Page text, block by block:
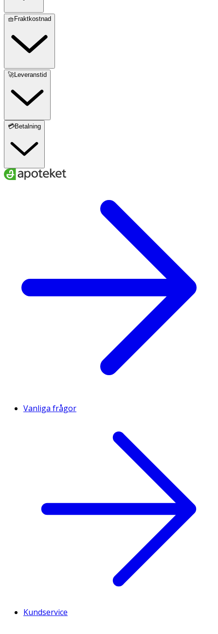
🧺Fraktkostnad
🚀Leveranstid
💳Betalning
Vanliga frågor
Kundservice